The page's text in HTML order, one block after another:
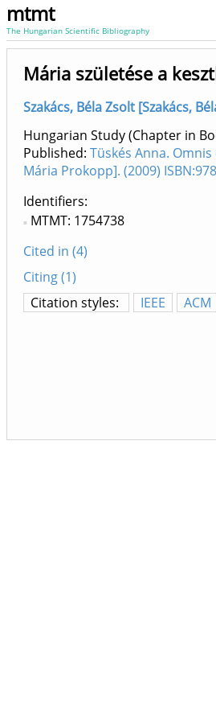
mtmt
The Hungarian Scientific Bibliography
Mária születése a
Szakács, Béla Zsolt [Szakács,
Hungarian Study (Chapter in
Published: Tüskés Anna.
Mária Prokopp]. (2009)
Identifiers
MTMT: 1754738
Cited in (4)
Citing (1)
Citation styles:
IEEE ACM